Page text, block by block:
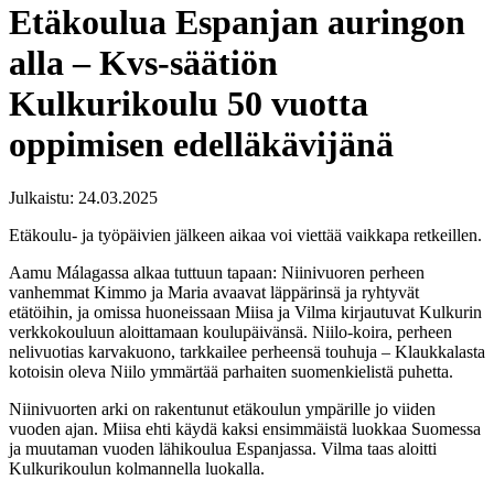
Etäkoulua Espanjan auringon
alla – Kvs-säätiön
Kulkurikoulu 50 vuotta
oppimisen edelläkävijänä
Julkaistu: 24.03.2025
Etäkoulu- ja työpäivien jälkeen aikaa voi viettää vaikkapa retkeillen.
Aamu Málagassa alkaa tuttuun tapaan: Niinivuoren perheen
vanhemmat Kimmo ja Maria avaavat läppärinsä ja ryhtyvät
etätöihin, ja omissa huoneissaan Miisa ja Vilma kirjautuvat Kulkurin
verkkokouluun aloittamaan koulupäivänsä. Niilo-koira, perheen
nelivuotias karvakuono, tarkkailee perheensä touhuja – Klaukkalasta
kotoisin oleva Niilo ymmärtää parhaiten suomenkielistä puhetta.
Niinivuorten arki on rakentunut etäkoulun ympärille jo viiden
vuoden ajan. Miisa ehti käydä kaksi ensimmäistä luokkaa Suomessa
ja muutaman vuoden lähikoulua Espanjassa. Vilma taas aloitti
Kulkurikoulun kolmannella luokalla.